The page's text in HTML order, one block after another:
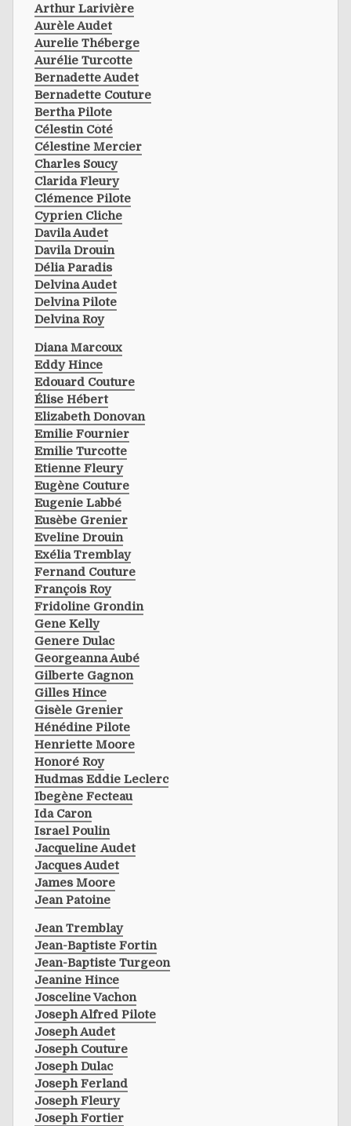
Arthur Larivière
Aurèle Audet
Aurelie Théberge
Aurélie Turcotte
Bernadette Audet
Bernadette Couture
Bertha Pilote
Célestin Côté
Célestine Mercier
Charles Soucy
Clarida Fleury
Clémence Pilote
Cyprien Cliche
Davila Audet
Davila Drouin
Délia Paradis
Delvina Audet
Delvina Pilote
Delvina Roy
Diana Marcoux
Eddy Hince
Edouard Couture
Élise Hébert
Elizabeth Donovan
Emilie Fournier
Emilie Turcotte
Etienne Fleury
Eugène Couture
Eugenie Labbé
Eusèbe Grenier
Eveline Drouin
Exélia Tremblay
Fernand Couture
François Roy
Fridoline Grondin
Gene Kelly
Genere Dulac
Georgeanna Aubé
Gilberte Gagnon
Gilles Hince
Gisèle Grenier
Hénédine Pilote
Henriette Moore
Honoré Roy
Hudmas Eddie Leclerc
Ibegène Fecteau
Ida Caron
Israel Poulin
Jacqueline Audet
Jacques Audet
James Moore
Jean Patoine
Jean Tremblay
Jean-Baptiste Fortin
Jean-Baptiste Turgeon
Jeanine Hince
Josceline Vachon
Joseph Alfred Pilote
Joseph Audet
Joseph Couture
Joseph Dulac
Joseph Ferland
Joseph Fleury
Joseph Fortier